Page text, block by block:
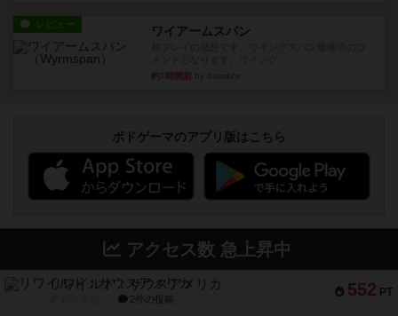
レビュー ワイアームスパン
約7時間前
ボドゲーマのアプリ版はこちら
アクセス数 急上昇中
552 PT
リワイルド：サウスアメリカ
2件の投稿